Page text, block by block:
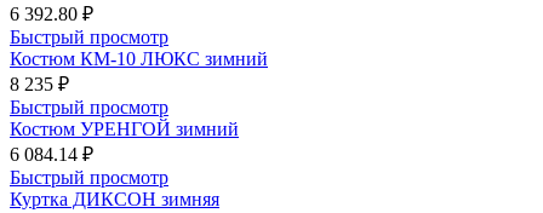
6 392.80 ₽
Быстрый просмотр
Костюм КМ-10 ЛЮКС зимний
8 235 ₽
Быстрый просмотр
Костюм УРЕНГОЙ зимний
6 084.14 ₽
Быстрый просмотр
Куртка ДИКСОН зимняя